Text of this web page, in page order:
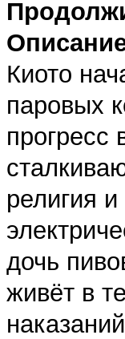
Киото
паровых
прогресс
религия
дочь
живёт в